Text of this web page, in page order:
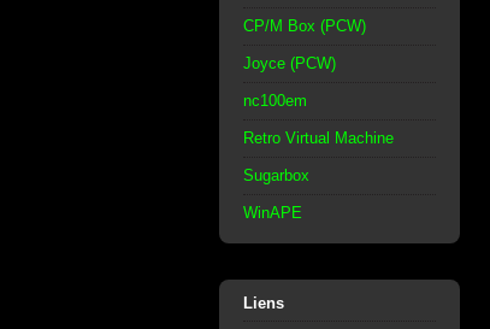
CP/M Box (PCW)
Joyce (PCW)
nc100em
Retro Virtual Machine
Sugarbox
WinAPE
Liens